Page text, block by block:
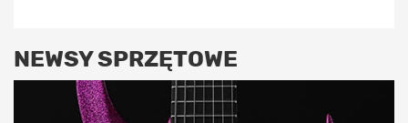
NEWSY SPRZĘTOWE